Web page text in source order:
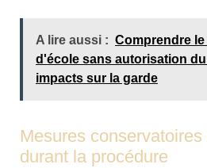
A lire aussi : Comprendre
d'école sans autorisation
impacts sur la garde
Mesures
durant la procédure